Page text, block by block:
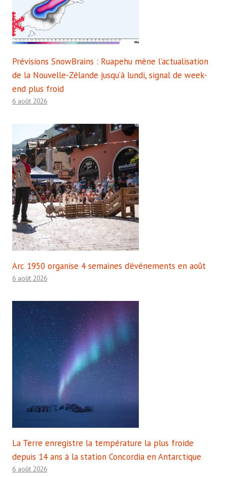
Prévisions SnowBrains : Ruapehu mène l’actualisation
de la Nouvelle-Zélande jusqu’à lundi, signal de week-
end plus froid
6 août 2026
Arc 1950 organise 4 semaines d’événements en août
6 août 2026
La Terre enregistre la température la plus froide
depuis 14 ans à la station Concordia en Antarctique
6 août 2026